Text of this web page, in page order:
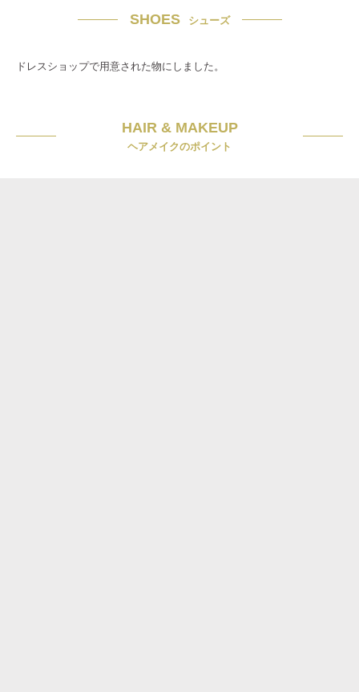
SHOES シューズ
ドレスショップで用意された物にしました。
HAIR & MAKEUP
ヘアメイクのポイント